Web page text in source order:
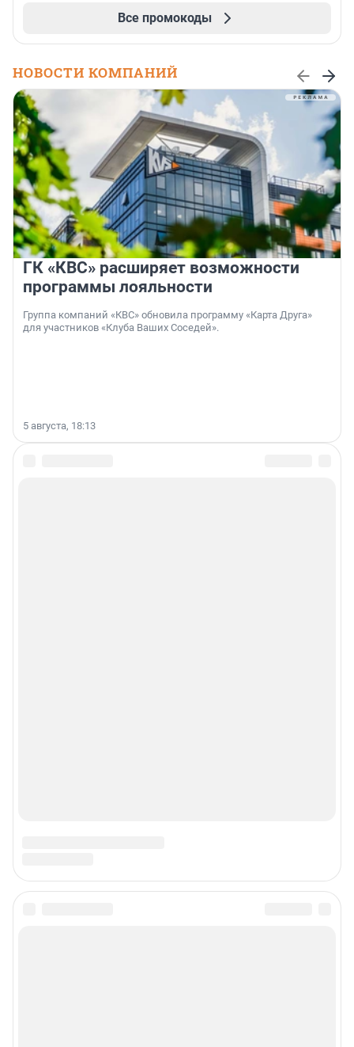
Все промокоды
НОВОСТИ КОМПАНИЙ
ГК «КВС» расширяет возможности
программы лояльности
Группа компаний «КВС» обновила программу «Карта Друга»
для участников «Клуба Ваших Соседей».
5 августа, 18:13